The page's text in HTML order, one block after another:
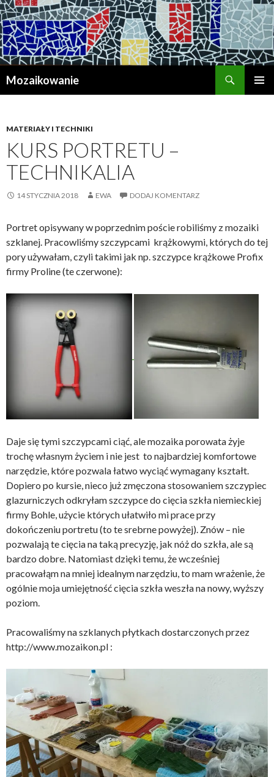
Mozaikowanie
MATERIAŁY I TECHNIKI
KURS PORTRETU –
TECHNIKALIA
14 STYCZNIA 2018 EWA DODAJ KOMENTARZ
Portret opisywany w poprzednim poście robiliśmy z mozaiki
szklanej. Pracowliśmy szczypcami krążkowymi, których do tej
pory używałam, czyli takimi jak np. szczypce krążkowe Profix
firmy Proline (te czerwone):
Daje się tymi szczypcami ciąć, ale mozaika porowata żyje
trochę własnym życiem i nie jest to najbardziej komfortowe
narzędzie, które pozwala łatwo wyciąć wymagany kształt.
Dopiero po kursie, nieco już zmęczona stosowaniem szczypiec
glazurniczych odkryłam szczypce do cięcia szkła niemieckiej
firmy Bohle, użycie których ułatwiło mi prace przy
dokończeniu portretu (to te srebrne powyżej). Znów – nie
pozwalają te cięcia na taką precyzję, jak nóż do szkła, ale są
bardzo dobre. Natomiast dzięki temu, że wcześniej
pracowałąm na mniej idealnym narzędziu, to mam wrażenie, że
ogólnie moja umiejętność cięcia szkła weszła na nowy, wyższy
poziom.
Pracowaliśmy na szklanych płytkach dostarczonych przez
http://www.mozaikon.pl :